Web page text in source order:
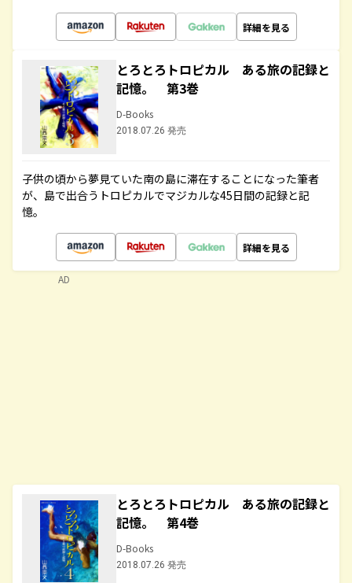
詳細を見る
とろとろトロピカル ある旅の記録と
記憶。 第3巻
D-Books
2018.07.26 発売
子供の頃から夢見ていた南の島に滞在することになった筆者
が、島で出合うトロピカルでマジカルな45日間の記録と記
憶。
詳細を見る
とろとろトロピカル ある旅の記録と
記憶。 第4巻
D-Books
2018.07.26 発売
AD